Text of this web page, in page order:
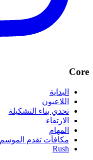
Core
البداية
اللاعبون
تحدي بناء التشكيلة
الارتقاء
المهام
مكافآت تقدم الموسم
Rush